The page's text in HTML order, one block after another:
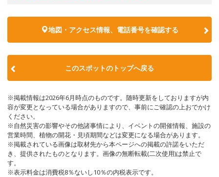
地図・アクセス情報、電話番号を確認する
このスポットのトップへ戻る
※掲載情報は2026年6月時点のものです。随時更新をしておりますが内
容が変更となっている場合がありますので、事前にご確認の上おでかけ
ください。
※自然災害の影響やその他諸事情により、イベントの開催情報、施設の
営業時間、植物の開花・見頃期間などは変更になる場合があります。
※掲載されている画像は取材先から本ページへの掲載の許諾をいただ
き、提供されたものとなります。画像の無断転載(二次使用)は禁止で
す。
※表示料金は消費税8％ないし10％の内税表示です。